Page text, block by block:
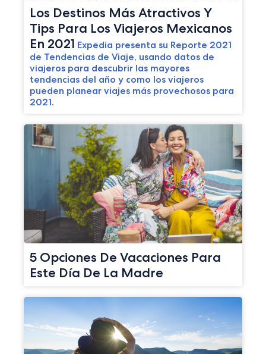
Los Destinos Más Atractivos Y
Tips Para Los Viajeros Mexicanos
En 2021 Expedia presenta su Reporte 2021
de Tendencias de Viaje, usando datos de
viajeros para descubrir las mayores
tendencias del año y como los viajeros
pueden planear viajes más provechosos para
2021.
5 Opciones De Vacaciones Para
Este Día De La Madre